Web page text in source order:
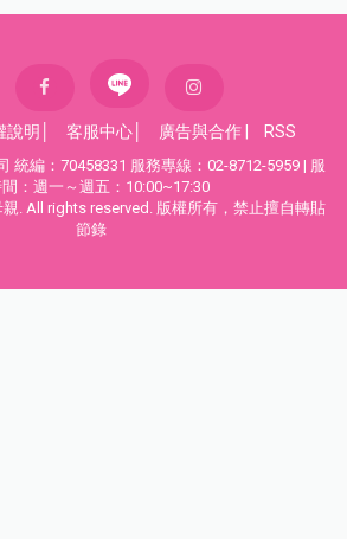
說明 客服中心 廣告與合作 RSS
統編：70458331 服務專線：02-8712-5959 | 服
：週一～週五：10:00~17:30
. All rights reserved. 版權所有，禁止擅自轉貼
節錄